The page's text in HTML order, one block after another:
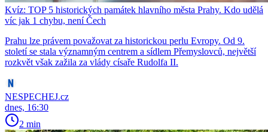
Kvíz: TOP 5 historických památek hlavního města Prahy. Kdo udělá
víc jak 1 chybu, není Čech
Prahu lze právem považovat za historickou perlu Evropy. Od 9.
století se stala významným centrem a sídlem Přemyslovců, největší
rozkvět však zažila za vlády císaře Rudolfa II.
NESPECHEJ.cz
dnes, 16:30
2 min